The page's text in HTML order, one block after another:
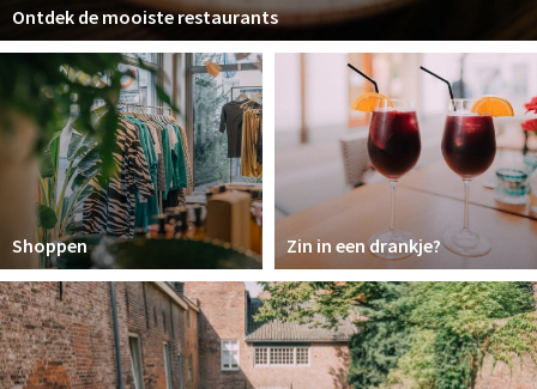
Winkels
Winkelgebieden
Parkeren
Bezienswaardigheden
Musea, theaters & podia
Uitjes & activiteiten
Toeristische routes
Natuurgebieden
Baroniepoorten
Ontdek de mooiste restaurants
Shoppen Zin in een drankje?